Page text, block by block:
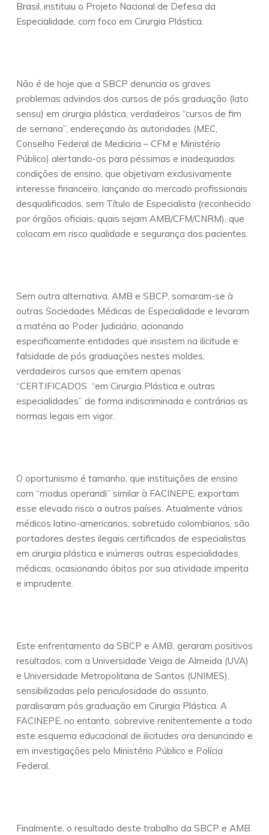
Brasil, instituiu o Projeto Nacional de Defesa da
Especialidade, com foco em Cirurgia Plástica.
Não é de hoje que a SBCP denuncia os graves
problemas advindos dos cursos de pós graduação (lato
sensu) em cirurgia plástica, verdadeiros “cursos de fim
de semana”, endereçando às autoridades (MEC,
Conselho Federal de Medicina – CFM e Ministério
Público) alertando-os para péssimas e inadequadas
condições de ensino, que objetivam exclusivamente
interesse financeiro, lançando ao mercado profissionais
desqualificados, sem Título de Especialista (reconhecido
por órgãos oficiais, quais sejam AMB/CFM/CNRM), que
colocam em risco qualidade e segurança dos pacientes.
Sem outra alternativa, AMB e SBCP, somaram-se à
outras Sociedades Médicas de Especialidade e levaram
a matéria ao Poder Judiciário, acionando
especificamente entidades que insistem na ilicitude e
falsidade de pós graduações nestes moldes,
verdadeiros cursos que emitem apenas
“CERTIFICADOS “em Cirurgia Plástica e outras
especialidades” de forma indiscriminada e contrárias as
normas legais em vigor.
O oportunismo é tamanho, que instituições de ensino
com “modus operandi” similar à FACINEPE, exportam
esse elevado risco a outros países. Atualmente vários
médicos latino-americanos, sobretudo colombianos, são
portadores destes ilegais certificados de especialistas
em cirurgia plástica e inúmeras outras especialidades
médicas, ocasionando óbitos por sua atividade imperita
e imprudente.
Este enfrentamento da SBCP e AMB, geraram positivos
resultados, com a Universidade Veiga de Almeida (UVA)
e Universidade Metropolitana de Santos (UNIMES),
sensibilizadas pela periculosidade do assunto,
paralisaram pós graduação em Cirurgia Plástica. A
FACINEPE, no entanto, sobrevive renitentemente a todo
este esquema educacional de ilicitudes ora denunciado e
em investigações pelo Ministério Público e Polícia
Federal.
Finalmente, o resultado deste trabalho da SBCP e AMB